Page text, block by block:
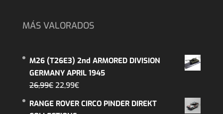
MÁS VALORADOS
M26 (T26E3) 2nd ARMORED DIVISION
GERMANY APRIL 1945
26,99€ El
original
22,99€El
actual
RANGE ROVER CIRCO PINDER DIREKT